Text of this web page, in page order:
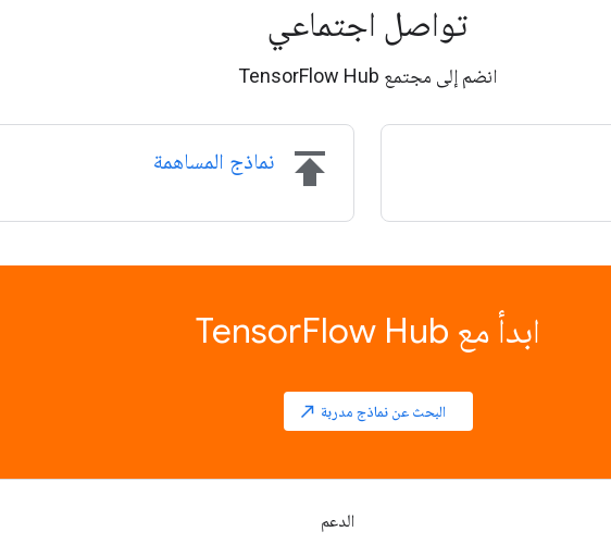
تواصل اجتماعي
انضم إلى مجتمع TensorFlow Hub
publish نماذج المساهمة
ابدأ مع TensorFlow Hub
البحث عن نماذج مدربة north_east
الدعم